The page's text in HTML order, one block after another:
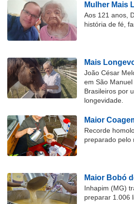
Mulher Mais
Aos 121 anos,
história de fé,
Mais
João César
em São
Brasileiros por
longevidade.
Maior
Recorde
preparado pelo
Maior Bobó
Inhapim (MG)
preparar 1.006